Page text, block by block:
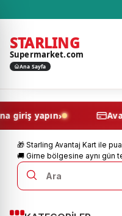
STARLING
Supermarket.com
Ana Sayfa
giriş yapın
🎁 Starling Avantaj Kart ile
🚚 Girne bölgesine aynı gün